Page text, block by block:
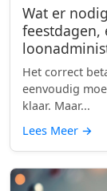
Wat er
feestdagen,
Het correct
eenvoudig
klaar. Maar...
Lees Meer →